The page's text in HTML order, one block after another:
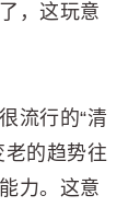
，这玩意
流行的“清
老的趋势往
力。这意